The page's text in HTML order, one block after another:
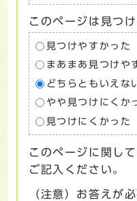
このページは見つ
見つけやすかった
まあまあ見つけや
どちらともいえな
やや見つけにくか
見つけにくかった
このページに関し
ご記入ください。
（注意）お答えが